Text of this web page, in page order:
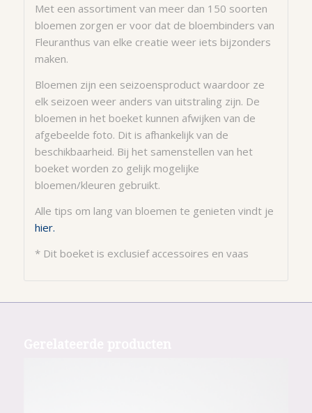
Met een assortiment van meer dan 150 soorten
bloemen zorgen er voor dat de bloembinders van
Fleuranthus van elke creatie weer iets bijzonders
maken.
Bloemen zijn een seizoensproduct waardoor ze
elk seizoen weer anders van uitstraling zijn. De
bloemen in het boeket kunnen afwijken van de
afgebeelde foto. Dit is afhankelijk van de
beschikbaarheid. Bij het samenstellen van het
boeket worden zo gelijk mogelijke
bloemen/kleuren gebruikt.
Alle tips om lang van bloemen te genieten vindt je
hier.
* Dit boeket is exclusief accessoires en vaas